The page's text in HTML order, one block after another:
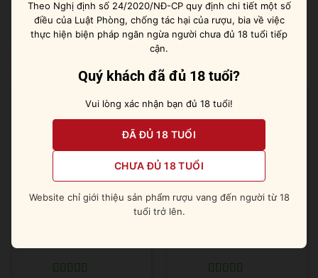
vị tạo nên một tổng thể cực kỳ mềm mại và thanh lịch.
Sản phẩm tương tự
Theo Nghị định số 24/2020/NĐ-CP quy định chi tiết một số
điều của Luật Phòng, chống tác hại của rượu, bia về việc
thực hiện biện pháp ngăn ngừa người chưa đủ 18 tuổi tiếp
cận.
Quý khách đã đủ 18 tuổi?
Vui lòng xác nhận bạn đủ 18 tuổi!
ĐÃ ĐỦ 18 TUỔI
CHƯA ĐỦ 18 TUỔI
Website chỉ giới thiệu sản phẩm rượu vang đến người từ 18
tuổi trở lên.